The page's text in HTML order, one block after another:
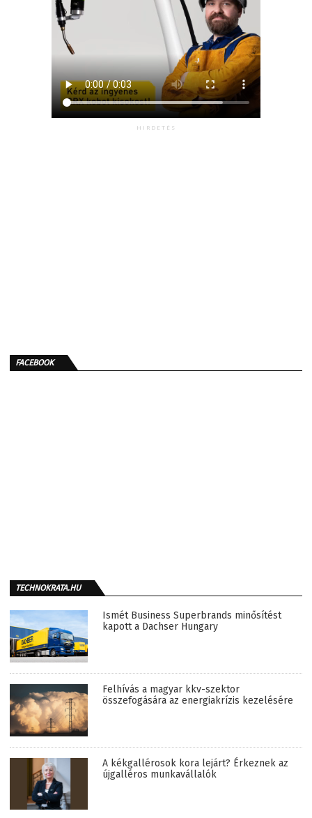
HIRDETÉS
FACEBOOK
TECHNOKRATA.HU
Ismét Business Superbrands minősítést
kapott a Dachser Hungary
Felhívás a magyar kkv-szektor
összefogására az energiakrízis kezelésére
A kékgallérosok kora lejárt? Érkeznek az
újgalléros munkavállalók